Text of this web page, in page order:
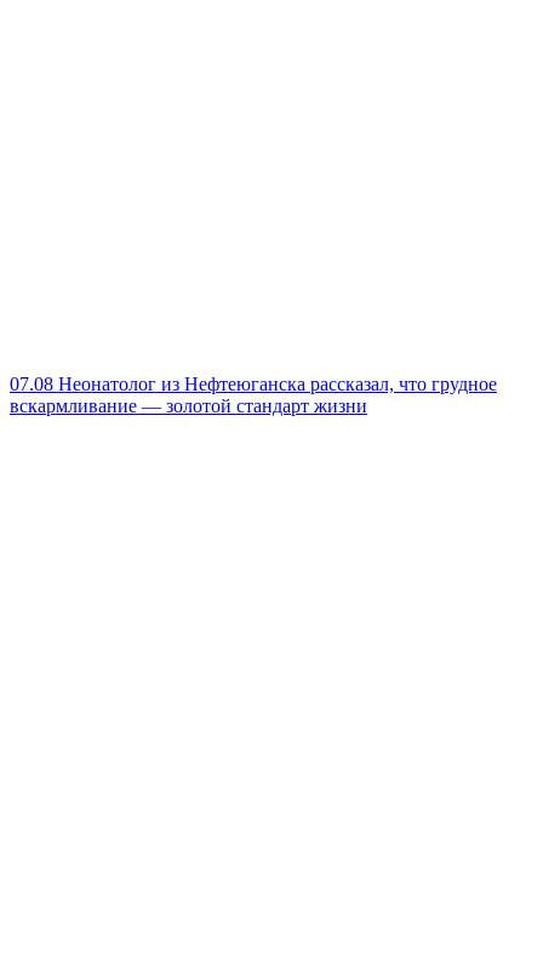
07.08 Неонатолог из Нефтеюганска рассказал, что грудное
вскармливание — золотой стандарт жизни